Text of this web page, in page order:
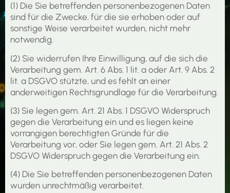
(1) Die Sie betreffenden personenbezogenen Daten
sind für die Zwecke, für die sie erhoben oder auf
sonstige Weise verarbeitet wurden, nicht mehr
notwendig.
(2) Sie widerrufen Ihre Einwilligung, auf die sich die
Verarbeitung gem. Art. 6 Abs. 1 lit. a oder Art. 9 Abs. 2
lit. a DSGVO stützte, und es fehlt an einer
anderweitigen Rechtsgrundlage für die Verarbeitung.
(3) Sie legen gem. Art. 21 Abs. 1 DSGVO Widerspruch
gegen die Verarbeitung ein und es liegen keine
vorrangigen berechtigten Gründe für die
Verarbeitung vor, oder Sie legen gem. Art. 21 Abs. 2
DSGVO Widerspruch gegen die Verarbeitung ein.
(4) Die Sie betreffenden personenbezogenen Daten
wurden unrechtmäßig verarbeitet.